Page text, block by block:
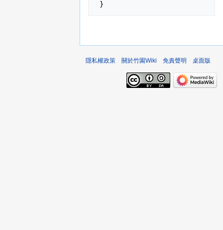
隱私權政策 關於竹園Wiki 免責聲明 桌面版